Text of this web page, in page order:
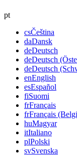
pt
csČeština
daDansk
deDeutsch
deDeutsch
deDeutsch
enEnglish
esEspañol
fiSuomi
frFrançais
frFrançais
huMagyar
itItaliano
plPolski
svSvenska